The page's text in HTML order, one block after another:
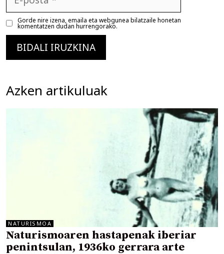
posta
Gorde nire izena, emaila eta webgunea bilatzaile honetan
komentatzen dudan hurrengorako.
Azken artikuluak
NATURISMOA
Naturismoaren hastapenak iberiar
penintsulan, 1936ko gerrara arte